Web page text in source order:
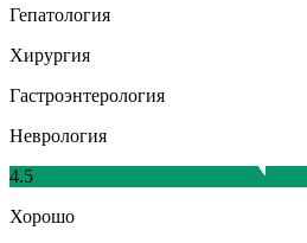
Гепатология
Хирургия
Гастроэнтерология
Неврология
4.5
Хорошо